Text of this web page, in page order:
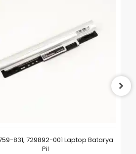
831, 729892-001 Laptop Batarya
Pil